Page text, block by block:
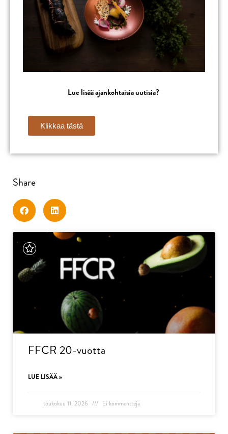
Lue lisää ajankohtaisia uutisia?
Klikkaa tästä
Share
FFCR 20-vuotta
LUE LISÄÄ »
toukokuu 11, 2026 Ei kommentteja